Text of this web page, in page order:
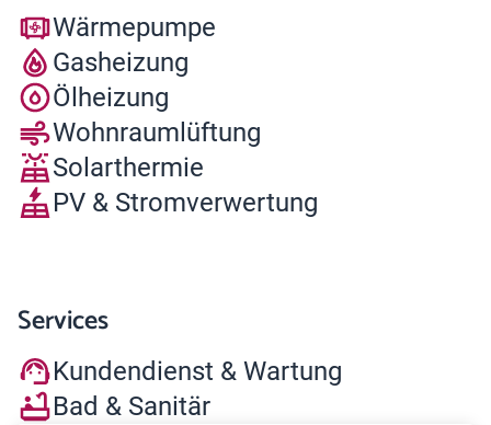
Wärmepumpe
Gasheizung
Ölheizung
Wohnraumlüftung
Solarthermie
PV & Stromverwertung
Services
Kundendienst & Wartung
Bad & Sanitär